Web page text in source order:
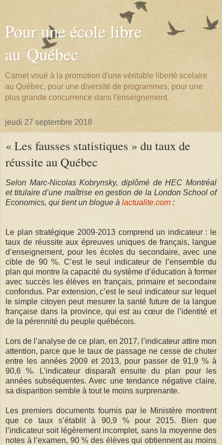
Pour une école libre
au Québec
Carnet voué à la promotion d'une véritable liberté scolaire
au Québec, pour une diversité de programmes, pour une
plus grande concurrence dans l'enseignement.
jeudi 27 septembre 2018
« Les fausses statistiques » du taux de
réussite au Québec
Selon Marc-Nicolas Kobrynsky, diplômé de HEC Montréal
et titulaire d’une maîtrise en gestion de la London School of
Economics, qui tient un blogue à lactualite.com :
Le plan stratégique 2009-2013 comprend un indicateur : le
taux de réussite aux épreuves uniques de français, langue
d’enseignement, pour les écoles du secondaire, avec une
cible de 90 %. C’est le seul indicateur de l’ensemble du
plan qui montre la capacité du système d’éducation à former
avec succès les élèves en français, primaire et secondaire
confondus. Par extension, c’est le seul indicateur sur lequel
le simple citoyen peut mesurer la santé future de la langue
française dans la province, qui est au cœur de l’identité et
de la pérennité du peuple québécois.
Lors de l’analyse de ce plan, en 2017, l’indicateur attire mon
attention, parce que le taux de passage ne cesse de chuter
entre les années 2009 et 2013, pour passer de 91,9 % à
90,6 %. L’indicateur disparaît ensuite du plan pour les
années subséquentes. Avec une tendance négative claire,
sa disparition semble à tout le moins surprenante.
Les premiers documents fournis par le Ministère montrent
que ce taux s’établit à 90,9 % pour 2015. Bien que
l’indicateur soit légèrement incomplet, sans la moyenne des
notes à l’examen, 90 % des élèves qui obtiennent au moins